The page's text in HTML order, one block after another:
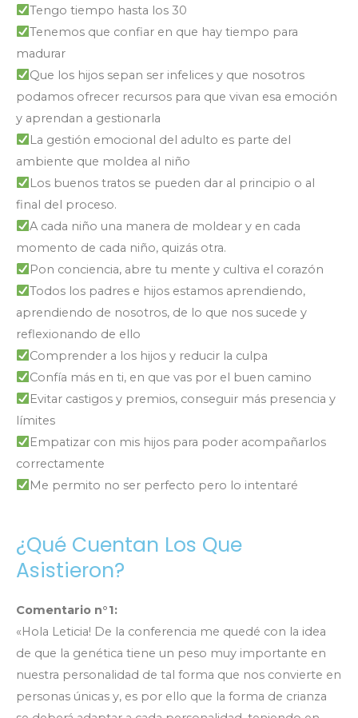
Tengo tiempo hasta los 30
Tenemos que confiar en que hay tiempo para
madurar
Que los hijos sepan ser infelices y que nosotros
podamos ofrecer recursos para que vivan esa emoción
y aprendan a gestionarla
La gestión emocional del adulto es parte del
ambiente que moldea al niño
Los buenos tratos se pueden dar al principio o al
final del proceso.
A cada niño una manera de moldear y en cada
momento de cada niño, quizás otra.
Pon conciencia, abre tu mente y cultiva el corazón
Todos los padres e hijos estamos aprendiendo,
aprendiendo de nosotros, de lo que nos sucede y
reflexionando de ello
Comprender a los hijos y reducir la culpa
Confía más en ti, en que vas por el buen camino
Evitar castigos y premios, conseguir más presencia y
límites
Empatizar con mis hijos para poder acompañarlos
correctamente
Me permito no ser perfecto pero lo intentaré
¿Qué Cuentan Los Que
Asistieron?
Comentario n°1:
«Hola Leticia! De la conferencia me quedé con la idea
de que la genética tiene un peso muy importante en
nuestra personalidad de tal forma que nos convierte en
personas únicas y, es por ello que la forma de crianza